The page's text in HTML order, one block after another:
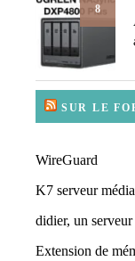
8
SUR LE
WireGuard
K7 serveur média
didier, un
Extension de